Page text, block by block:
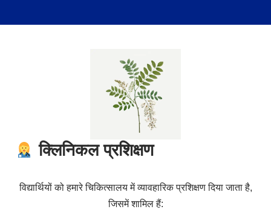
क्लिनिकल प्रशिक्षण
विद्यार्थियों को हमारे चिकित्सालय में व्यावहारिक प्रशिक्षण दिया जाता है,
जिसमें शामिल हैं: